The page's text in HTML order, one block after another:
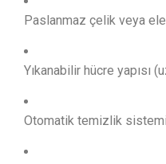
Paslanmaz çelik veya
Yıkanabilir hücre yapısı
Otomatik temizlik